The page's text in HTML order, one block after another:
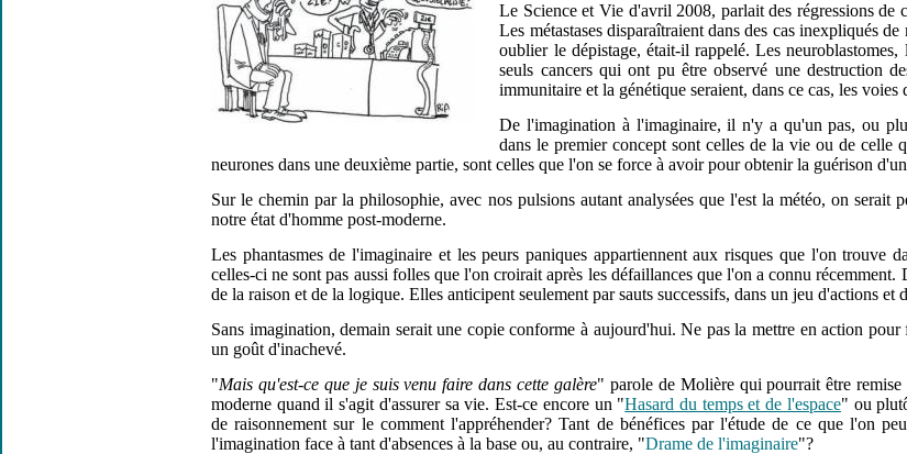
Le Science et Vie d'avril 2008, parlait des régressions de
Les métastases disparaîtraient dans des cas inexpliqués
oublier le dépistage, était-il rappelé. Les
seuls cancers qui ont pu être observé une destruction
immunitaire et la génétique seraient, dans ce cas, les voies
De l'imagination à l'imaginaire, il n'y a qu'un pas, ou
dans le premier concept sont celles de la vie ou de
neurones dans une deuxième partie, sont celles que l'on se force à avoir pour obtenir la guérison
Sur le chemin par la philosophie, avec nos pulsions autant analysées que l'est la météo, on serait
notre état d'homme post-moderne.
Les phantasmes de l'imaginaire et les peurs paniques appartiennent aux risques que l'on trouve
celles-ci ne sont pas aussi folles que l'on croirait après les défaillances que l'on a connu
de la raison et de la logique. Elles anticipent seulement par sauts successifs, dans un jeu d'actions et
Sans imagination, demain serait une copie conforme à aujourd'hui. Ne pas la mettre en action
un goût d'inachevé.
"Mais qu'est-ce que je suis venu faire dans cette galère" parole de Molière qui pourrait être remise
moderne quand il s'agit d'assurer sa vie. Est-ce encore un "Hasard du temps et de l'espace" ou
de raisonnement sur le comment l'appréhender? Tant de bénéfices par l'étude de ce que l'on
l'imagination face à tant d'absences à la base ou, au contraire, "Drame de l'imaginaire"?